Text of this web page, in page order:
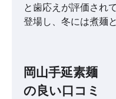
と歯応えが評価され
登場し、冬には煮麺
岡山手延素麺
の良い口コミ